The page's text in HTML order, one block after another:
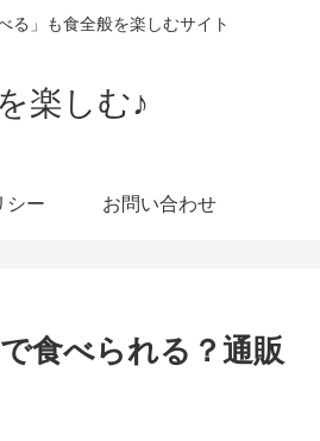
る」も食全般を楽しむサイト
楽しむ♪
シー お問い合わせ
食べられる？通販